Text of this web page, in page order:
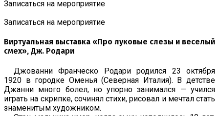
Записаться на мероприятие
Записаться на мероприятие
Виртуальная выставка «Про луковые слезы и веселый
смех», Дж. Родари
Джованни Франческо Родари родился 23 октября
1920 в городке Оменья (Северная Италия). В детстве
Джанни много болел, но упорно занимался — учился
играть на скрипке, сочинял стихи, рисовал и мечтал стать
знаменитым художником.